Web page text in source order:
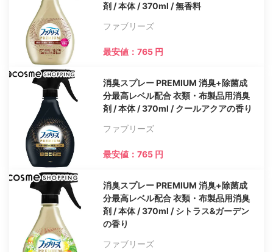
剤 / 本体 / 370ml / 無香料
ファブリーズ
最安値：765 円
消臭スプレー PREMIUM 消臭+除菌成
分最高レベル配合 衣類・布製品用消臭
剤 / 本体 / 370ml / クールアクアの香り
ファブリーズ
最安値：765 円
消臭スプレー PREMIUM 消臭+除菌成
分最高レベル配合 衣類・布製品用消臭
剤 / 本体 / 370ml / シトラス&ガーデン
の香り
ファブリーズ